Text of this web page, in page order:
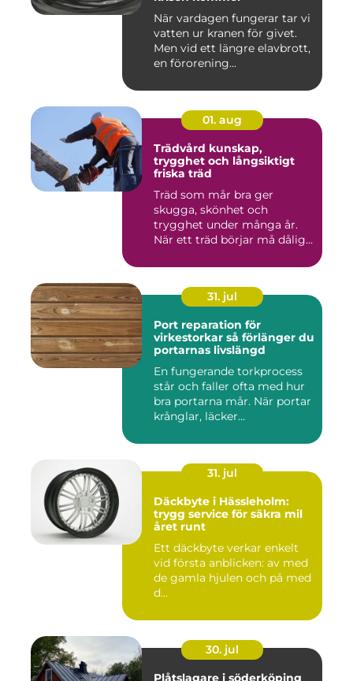
När vardagen fungerar tar vi
vatten ur kranen för givet.
Men vid ett längre elavbrott,
en förorening...
01. aug
Trädvård kunskap,
trygghet och långsiktigt
friska träd
Träd som mår bra ger
skugga, skönhet och
trygghet under många år.
När ett träd börjar må dåligt
31. jul
Port reparation för
virkestorkar så förlänger du
portarnas livslängd
En fungerande torkprocess
står och faller ofta med hur
bra portarna mår. När portar
krånglar, läcker...
31. jul
Däckbyte i Hässleholm:
trygg service för säkra mil
året runt
Ett däckbyte verkar enkelt
vid första anblicken: av med
de gamla hjulen och på med
d...
30. jul
Plåtslagare i söderköping